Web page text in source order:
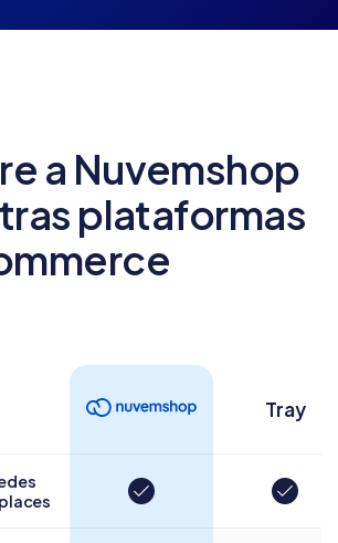
a Nuvemshop
plataformas
Tray